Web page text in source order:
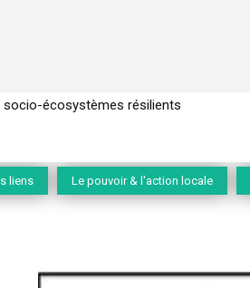
régénératif du vivant …
liens Le pouvoir & l'action locale